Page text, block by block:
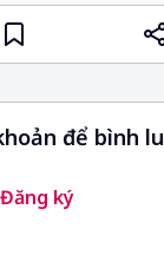
để bình
Đăng ký